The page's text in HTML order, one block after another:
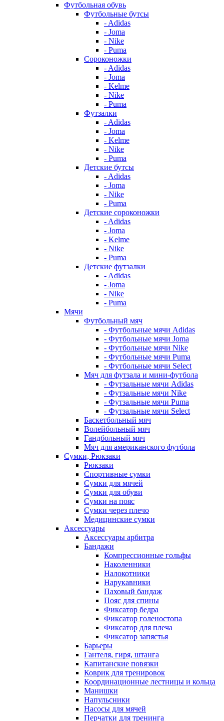
Футбольная обувь
Футбольные бутсы
- Adidas
- Joma
- Nike
- Puma
Сороконожки
- Adidas
- Joma
- Kelme
- Nike
- Puma
Футзалки
- Adidas
- Joma
- Kelme
- Nike
- Puma
Детские бутсы
- Adidas
- Joma
- Nike
- Puma
Детские сороконожки
- Adidas
- Joma
- Kelme
- Nike
- Puma
Детские футзалки
- Adidas
- Joma
- Nike
- Puma
Мячи
Футбольный мяч
- Футбольные мячи Adidas
- Футбольные мячи Joma
- Футбольные мячи Nike
- Футбольные мячи Puma
- Футбольные мячи Select
Мяч для футзала и мини-футбола
- Футзальные мячи Adidas
- Футзальные мячи Nike
- Футзальные мячи Puma
- Футзальные мячи Select
Баскетбольный мяч
Волейбольный мяч
Гандбольный мяч
Мяч для американского футбола
Сумки, Рюкзаки
Рюкзаки
Спортивные сумки
Сумки для мячей
Сумки для обуви
Сумки на пояс
Сумки через плечо
Медицинские сумки
Аксессуары
Аксессуары арбитра
Бандажи
Компрессионные гольфы
Наколенники
Налокотники
Нарукавники
Паховый бандаж
Пояс для спины
Фиксатор бедра
Фиксатор голеностопа
Фиксатор для плеча
Фиксатор запястья
Барьеры
Гантеля, гиря, штанга
Капитанские повязки
Коврик для тренировок
Координационные лестницы и кольца
Манишки
Напульсники
Насосы для мячей
Перчатки для тренинга